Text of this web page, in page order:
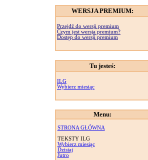
WERSJA PREMIUM:
Przejdź do wersji premium
Czym jest wersja premium?
Dostęp do wersji premium
Tu jesteś:
ILG
Wybierz miesiąc
Menu:
STRONA GŁÓWNA
TEKSTY ILG
Wybierz miesiąc
Dzisiaj
Jutro